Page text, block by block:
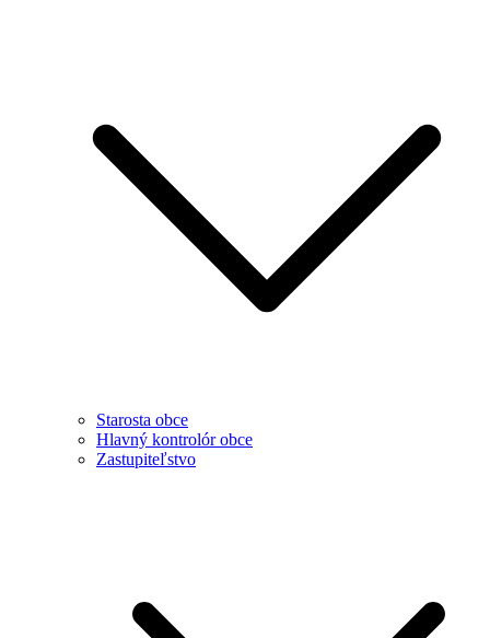
Starosta obce
Hlavný kontrolór obce
Zastupiteľstvo